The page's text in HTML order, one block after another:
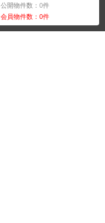
公開物件数：0件
会員物件数：0件